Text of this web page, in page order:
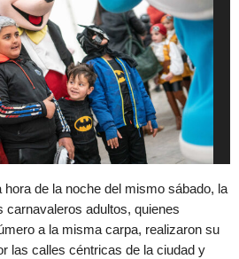
de la noche del mismo sábado, la
carnavaleros adultos, quienes
a la misma carpa, realizaron su
las calles céntricas de la ciudad y